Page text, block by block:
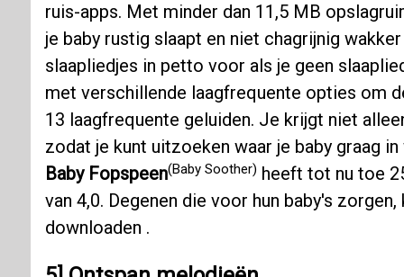
ruis-apps. Met minder dan 11,5 MB
je baby rustig slaapt en niet chagrijnig
slaapliedjes in petto voor als je geen
met verschillende laagfrequente opties om
13 laagfrequente geluiden. Je krijgt niet
zodat je kunt uitzoeken waar je baby graag
Baby Fopspeen(Baby Soother) heeft tot nu toe
van 4,0. Degenen die voor hun baby's
downloaden .